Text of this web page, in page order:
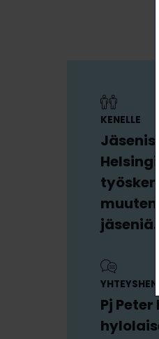
KENELLE
muuten
jäseniä.
Pj